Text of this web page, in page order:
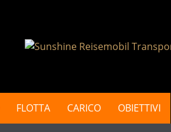
FLOTTA CARICO OBIETTIVI